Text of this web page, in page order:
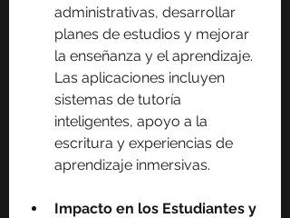
administrativas, desarrollar
planes de estudios y mejorar
la enseñanza y el aprendizaje.
Las aplicaciones incluyen
sistemas de tutoría
inteligentes, apoyo a la
escritura y experiencias de
aprendizaje inmersivas.
Impacto en los Estudiantes y